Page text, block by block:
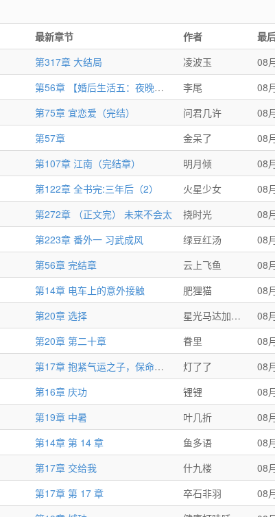
最新章节 作者
最
第317章 大结局 凌波玉
08
第56章 【婚后生活五：夜晚的海边】 李尾
08
第75章 宜恋爱（完结） 问君几许
08
第57章 金呆了
08
第107章 江南（完结章） 明月倾
08
第122章 全书完:三年后（2） 火星少女
08
第272章 （正文完） 未来不会太 挠时光
08
第223章 番外一 习武成风 绿豆红汤
08
第56章 完结章 云上飞鱼
08
第14章 电车上的意外接触 肥狸猫
08
第20章 选择 星光马达加斯加粉晶
08
第20章 第二十章 眷里
08
第17章 抱紧气运之子，保命要紧！ 灯了了
08
第16章 庆功 锂锂
08
第19章 中暑 叶几折
08
第14章 第 14 章 鱼多语
08
第17章 交给我 什九楼
08
第17章 第 17 章 卒石非羽
08